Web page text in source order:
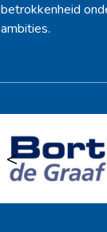
betrokkenheid
ambities.
<